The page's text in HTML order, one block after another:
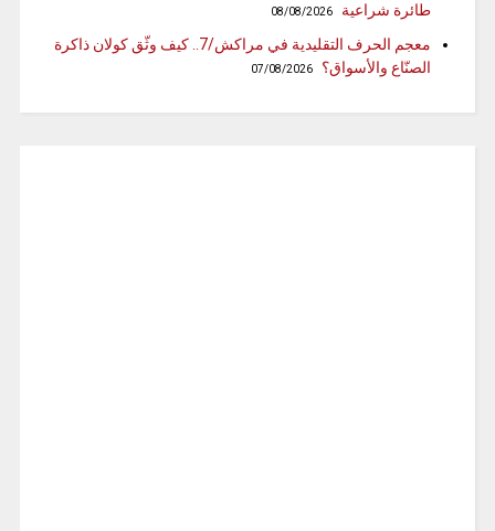
طائرة شراعية
08/08/2026
معجم الحرف التقليدية في مراكش/7.. كيف وثّق كولان ذاكرة
الصنّاع والأسواق؟
07/08/2026